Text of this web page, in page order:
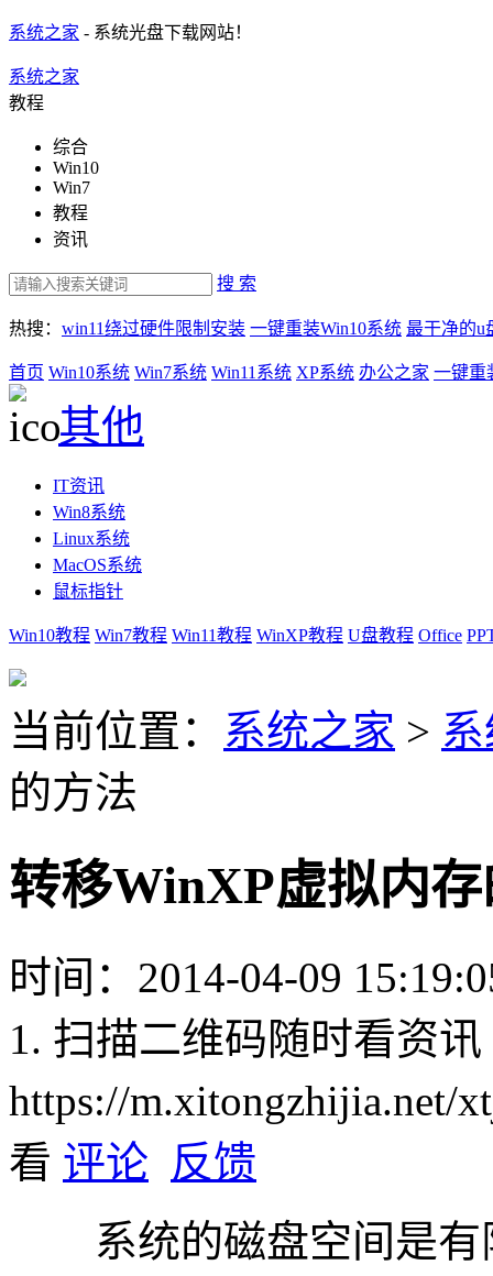
系统之家 - 系统光盘下载网站！
系统之家
教程
综合
Win10
Win7
教程
资讯
搜 索
热搜： win11绕过硬件限制安装 一键重装Win10系统 最干净的u
首页 Win10系统 Win7系统 Win11系统 XP系统 办公之家 一键重
其他
IT资讯
Win8系统
Linux系统
MacOS系统
鼠标指针
Win10教程 Win7教程 Win11教程 WinXP教程 U盘教程 Office
当前位置： 系统之家 >
的方法
转移WinXP虚拟内
时间：2014-04-09
1. 扫描二维码随时看资讯
https://m.xitongzhijia.net/
看 评论 反馈
系统的磁盘空间是有